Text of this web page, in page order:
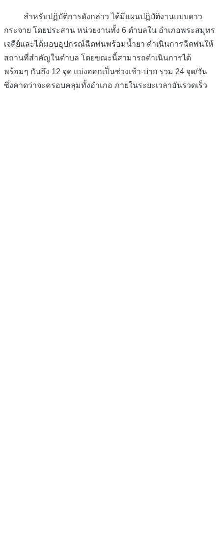
สำหรับปฏิบัติการดังกล่าว ได้มีแผนปฏิบัติงานแบบดาว
กระจาย โดยประสาน หน่วยงานทั้ง 6 ตำบลใน อำเภอพระสมุทร
เจดีย์และได้มอบอุปกรณ์ฉีดพ่นพร้อมน้ำยา ดำเนินการฉีดพ่นให้
สถานที่สำคัญในตำบล โดยขณะนี้สามารถดำเนินการได้
พร้อมๆ กันถึง 12 จุด แบ่งออกเป็นช่วงเช้า-บ่าย รวม 24 จุด/วัน
ซึ่งคาดว่าจะครอบคลุมทั้งอำเภอ ภายในระยะเวลาอันรวดเร็ว